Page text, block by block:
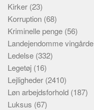
Kirker (23)
Korruption (68)
Kriminelle penge (56)
Landejendomme vingårde
Ledelse (332)
Legetøj (16)
Lejligheder (2410)
Løn arbejdsforhold (187)
Luksus (67)